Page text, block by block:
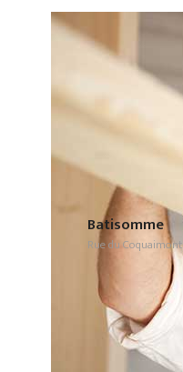
Batisomme
Rue du